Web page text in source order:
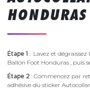
Étape 1 : Lavez et
Ballon Foot Honduras , puis
Étape 2 : Commencez par
adhésive du sticker